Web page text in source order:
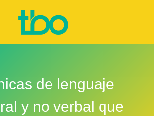
de lenguaje
y no verbal que